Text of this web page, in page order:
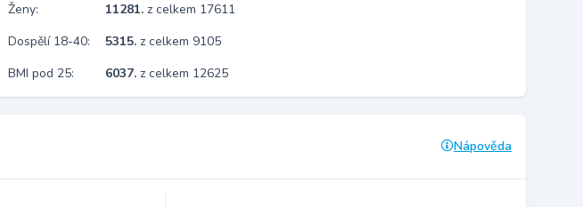
Ženy:
11281. z celkem 17611
Dospělí 18-40:
5315. z celkem 9105
BMI pod 25:
6037. z celkem 12625
Nápověda